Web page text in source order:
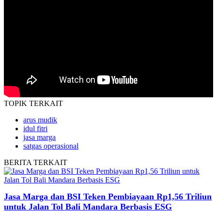
TOPIK TERKAIT
arus mudik
idul fitri
jasa marga
satgas operasional
BERITA TERKAIT
Jasa Marga dan BSI Teken Pembiayaan Rp1,56 Triliun
untuk Jalan Tol Bali Mandara Berbasis ESG